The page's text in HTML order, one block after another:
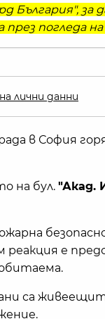
България", за
погледа
лични данни
в София
на бул. "Акад.
реакция е
са